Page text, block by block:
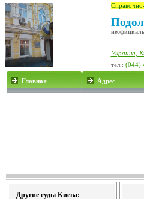
Украина,
тел.: (044)
Главная Адрес
Другие суды Киева: